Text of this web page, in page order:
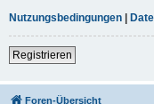
Nutzungsbedingungen |
Registrieren
Foren-Übersicht